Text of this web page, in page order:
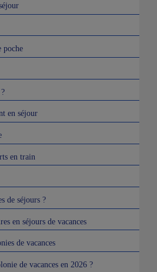
poche
en séjour
en train
de séjours ?
en séjours de vacances
de vacances
de vacances en 2026 ?